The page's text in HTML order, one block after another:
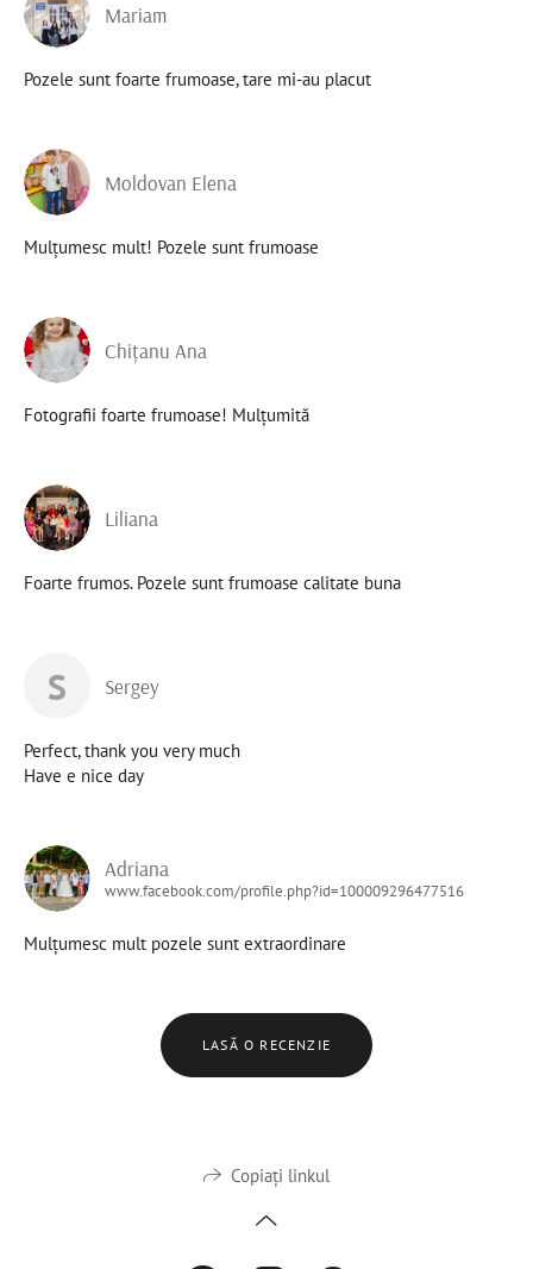
Mariam
Pozele sunt foarte frumoase, tare mi-au placut
Moldovan Elena
Mulțumesc mult! Pozele sunt frumoase
Chițanu Ana
Fotografii foarte frumoase! Mulțumită
Liliana
Foarte frumos. Pozele sunt frumoase calitate buna
S Sergey
Perfect, thank you very much
Have e nice day
Adriana
www.facebook.com/profile.php?id=100009296477516
Mulțumesc mult pozele sunt extraordinare
LASĂ O RECENZIE
Copiați linkul